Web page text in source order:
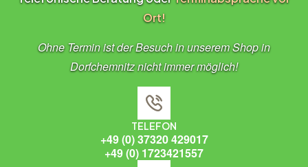
Ort!
Ohne Termin ist der Besuch in unserem Shop in
Dorfchemnitz nicht immer möglich!
TELEFON
+49 (0) 37320 429017
+49 (0) 1723421557